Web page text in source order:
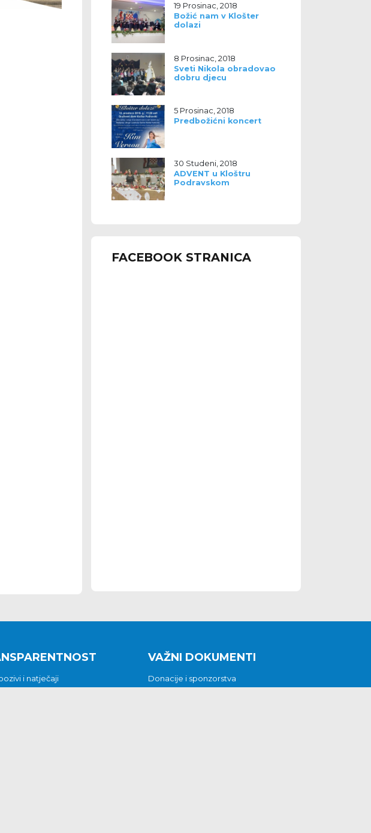
19 Prosinac, 2018
Božić nam v Klošter
dolazi
8 Prosinac, 2018
Sveti Nikola obradovao
dobru djecu
5 Prosinac, 2018
Predbožićni koncert
30 Studeni, 2018
ADVENT u Kloštru
Podravskom
FACEBOOK STRANICA
i natječaji
VAŽNI DOKUMENTI
Donacije i sponzorstva